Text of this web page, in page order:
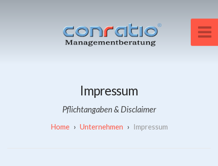
Impressum
Pflichtangaben & Disclaimer
Unternehmen Impressum